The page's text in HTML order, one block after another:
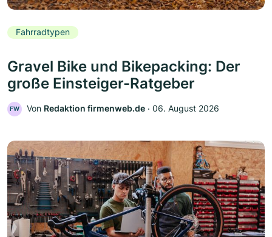
Fahrradtypen
Gravel Bike und Bikepacking: Der
große Einsteiger-Ratgeber
FW Von Redaktion firmenweb.de ‧ 06. August 2026